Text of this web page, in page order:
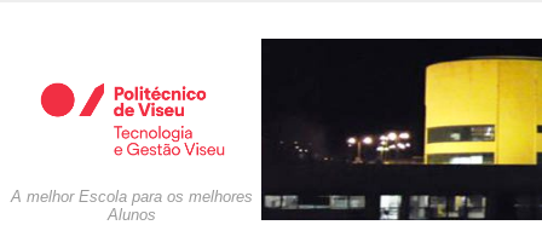
Autenticação
Utilizador
A melhor Escola para os melhores
Alunos